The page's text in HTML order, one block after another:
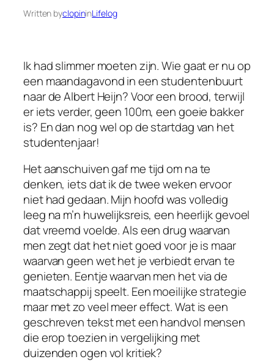
Written byclopininLifelog
Ik had slimmer moeten zijn. Wie gaat er nu op
een maandagavond in een studentenbuurt
naar de Albert Heijn? Voor een brood, terwijl
er iets verder, geen 100m, een goeie bakker
is? En dan nog wel op de startdag van het
studentenjaar!
Het aanschuiven gaf me tijd om na te
denken, iets dat ik de twee weken ervoor
niet had gedaan. Mijn hoofd was volledig
leeg na m’n huwelijksreis, een heerlijk gevoel
dat vreemd voelde. Als een drug waarvan
men zegt dat het niet goed voor je is maar
waarvan geen wet het je verbiedt ervan te
genieten. Eentje waarvan men het via de
maatschappij speelt. Een moeilijke strategie
maar met zo veel meer effect. Wat is een
geschreven tekst met een handvol mensen
die erop toezien in vergelijking met
duizenden ogen vol kritiek?